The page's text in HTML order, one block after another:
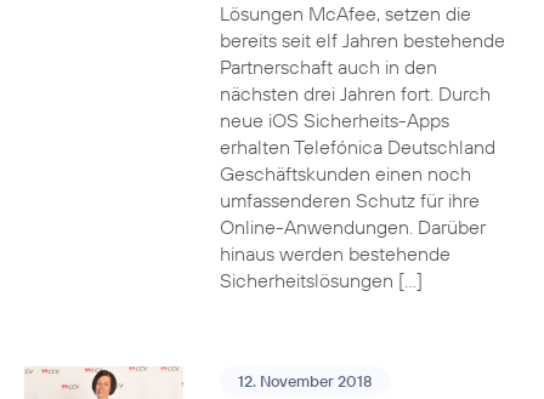
Lösungen McAfee, setzen die
bereits seit elf Jahren bestehende
Partnerschaft auch in den
nächsten drei Jahren fort. Durch
neue iOS Sicherheits-Apps
erhalten Telefónica Deutschland
Geschäftskunden einen noch
umfassenderen Schutz für ihre
Online-Anwendungen. Darüber
hinaus werden bestehende
Sicherheitslösungen […]
12. November 2018